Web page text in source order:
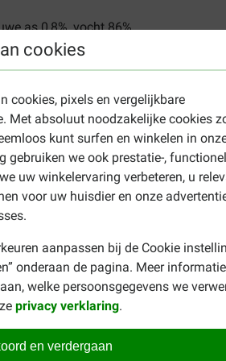
cookies
cookies, pixels en vergelijkbare
Met absoluut noodzakelijke cookies
kunt surfen en winkelen in
gebruiken we ook prestatie-,
uw winkelervaring verbeteren, u
voor uw huisdier en onze
aanpassen bij de Cookie
onderaan de pagina. Meer
welke persoonsgegevens we
privacy verklaring.
en verdergaan
as 0,8%, vocht 86%.
te verdelen. Zorg altijd voor
een compleetvoer. Maximaal twee
en sluit de verpakking goed af. Na
en is veelal voldoende wanneer
kattenvoer kunt u bijvoorbeeld